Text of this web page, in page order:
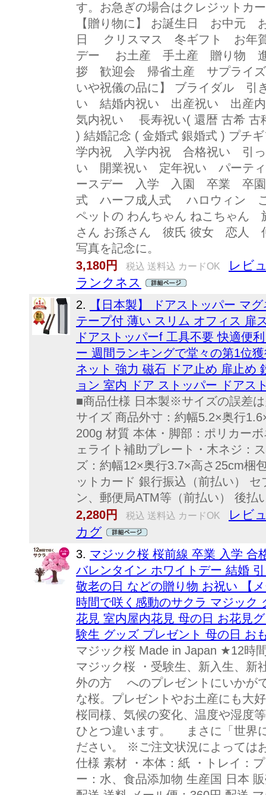
す。お急ぎの場合はクレジットカ
【贈り物に】 お誕生日 お中
日 クリスマス 冬ギフト お年
デー お土産 手土産 贈り物
拶 歓迎会 帰省土産 サプライズ
いや祝儀の品に】 ブライダル
い 結婚内祝い 出産祝い 出産
気内祝い 長寿祝い( 還暦 古希 古
) 結婚記念 ( 金婚式 銀婚式 ) プ
学内祝 入学内祝 合格祝い 引
い 開業祝い 定年祝い パーティ
ースデー 入学 入園 卒業 卒
式 ハーフ成人式 ハロウィン
ペットの わんちゃん ねこちゃん
さん お孫さん 彼氏 彼女 恋人
写真を記念に。
3,180円
税込 送料込 カードOK
レビ
ランクネス
2.
【日本製】 ドアストッパー マ
テープ付 薄い スリム オフィス 扉
ドアストッパーf 工具不要 快適便
ー 週間ランキングで堂々の第1位
ネット 強力 磁石 ドア止め 扉止め
ョン 室内 ドア ストッパー ドアス
■商品仕様 日本製※サイズの誤差
サイズ 商品外寸：約幅5.2×奥行
200g 材質 本体・脚部：ポリカー
ェライト補助プレート・木ネジ：
ズ：約幅12×奥行3.7×高さ25cm梱
ットカード 銀行振込（前払い）
ン、郵便局ATM等（前払い） 後払
2,280円
税込 送料込 カードOK
レビ
カグ
3. マジック桜 桜前線 卒業 入学 合
バレンタイン ホワイトデー 結婚
敬老の日 などの贈り物 お祝い 【
時間で咲く感動のサクラ マジック
花見 室内屋内花見 母の日 お花見
験生 グッズ プレゼント 母の日 お
マジック桜 Made in Japan ★12時
マジック桜 ・受験生、新入生、新
外の方 へのプレゼントにいかが
な桜。プレゼントやお土産にも大
桜同様、気候の変化、温度や湿
ひとつ違います。 まさに「世界
ださい。 ※ご注文状況によっては
仕様 素材 ・本体：紙 ・トレイ：
ー：水、食品添加物 生産国 日本